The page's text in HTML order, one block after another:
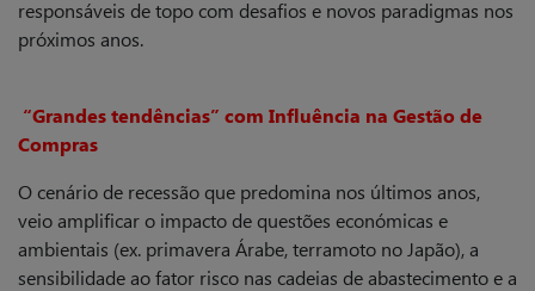
responsáveis de topo com desafios e novos paradigmas nos
próximos anos.
“Grandes tendências” com Influência na Gestão de
Compras
O cenário de recessão que predomina nos últimos anos,
veio amplificar o impacto de questões económicas e
ambientais (ex. primavera Árabe, terramoto no Japão), a
sensibilidade ao fator risco nas cadeias de abastecimento e a